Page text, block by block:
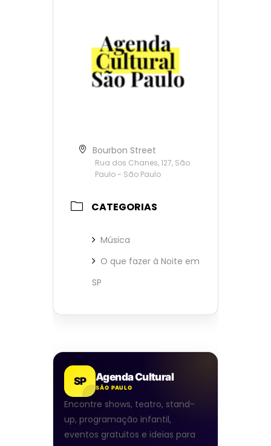
Bourbon Street
Rua dos Chanes, 127, São
Paulo - São Paulo
CATEGORIAS
Música
O que fazer à Noite em
SP
SP Agenda Cultural
SÃO PAULO
Encontre shows, teatro, stand-
up, programação infantil,
eventos gratuitos e ideias para